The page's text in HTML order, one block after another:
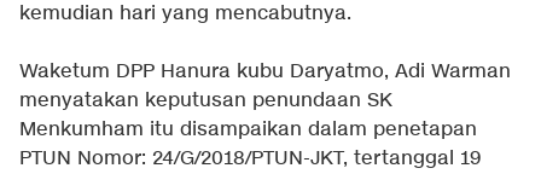
kemudian hari yang mencabutnya.
Waketum DPP Hanura kubu Daryatmo, Adi Warman
menyatakan keputusan penundaan SK
Menkumham itu disampaikan dalam penetapan
PTUN Nomor: 24/G/2018/PTUN-JKT, tertanggal 19